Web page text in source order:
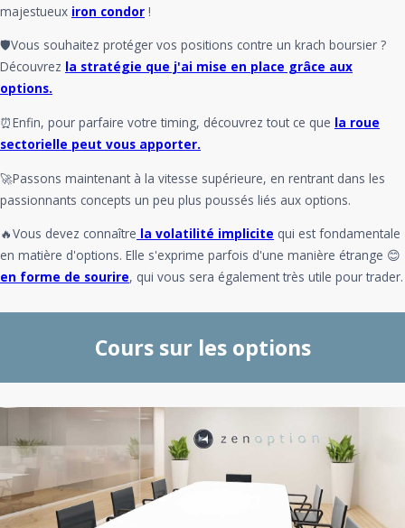
majestueux iron condor !
🛡️Vous souhaitez protéger vos positions contre un krach boursier ?
Découvrez la stratégie que j'ai mise en place grâce aux
options.
⏰Enfin, pour parfaire votre timing, découvrez tout ce que la roue
sectorielle peut vous apporter.
🚀Passons maintenant à la vitesse supérieure, en rentrant dans les
passionnants concepts un peu plus poussés liés aux options.
🔥Vous devez connaître la volatilité implicite qui est fondamentale
en matière d'options. Elle s'exprime parfois d'une manière étrange 😊
en forme de sourire, qui vous sera également très utile pour trader.
Cours sur les options